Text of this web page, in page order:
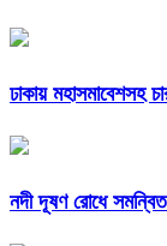
ঢাকায় মহাসমাবেশসহ
নদী দূষণ রোধে